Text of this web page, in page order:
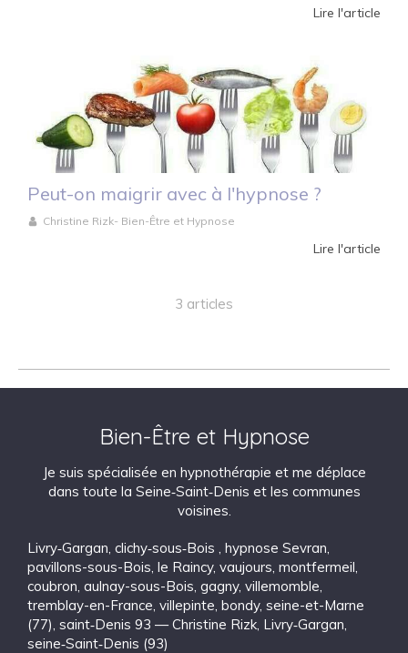
Lire l'article
Peut-on maigrir avec à l'hypnose ?
Christine Rizk- Bien-Être et Hypnose
Lire l'article
3 articles
Bien-Être et Hypnose
Je suis spécialisée en hypnothérapie et me déplace
dans toute la Seine‑Saint‑Denis et les communes
voisines.
Livry‑Gargan clichy‑sous‑Bois hypnose Sevran
pavillons-sous-Bois le Raincy, vaujours montfermeil
coubron aulnay-sous-Bois gagny, villemomble
tremblay-en-France villepinte bondy, seine-et-Marne
(77) saint‑Denis 93 — Christine Rizk, Livry‑Gargan
seine‑Saint‑Denis (93)